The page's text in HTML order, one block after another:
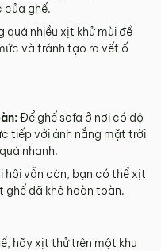
của ghế.
quá nhiều xịt khử mùi để
và tránh tạo ra vết ố
Để ghế sofa ở nơi có độ
tiếp với ánh nắng mặt trời
nhanh.
hôi vẫn còn, bạn có thể xịt
ghế đã khô hoàn toàn.
hãy xịt thử trên một khu